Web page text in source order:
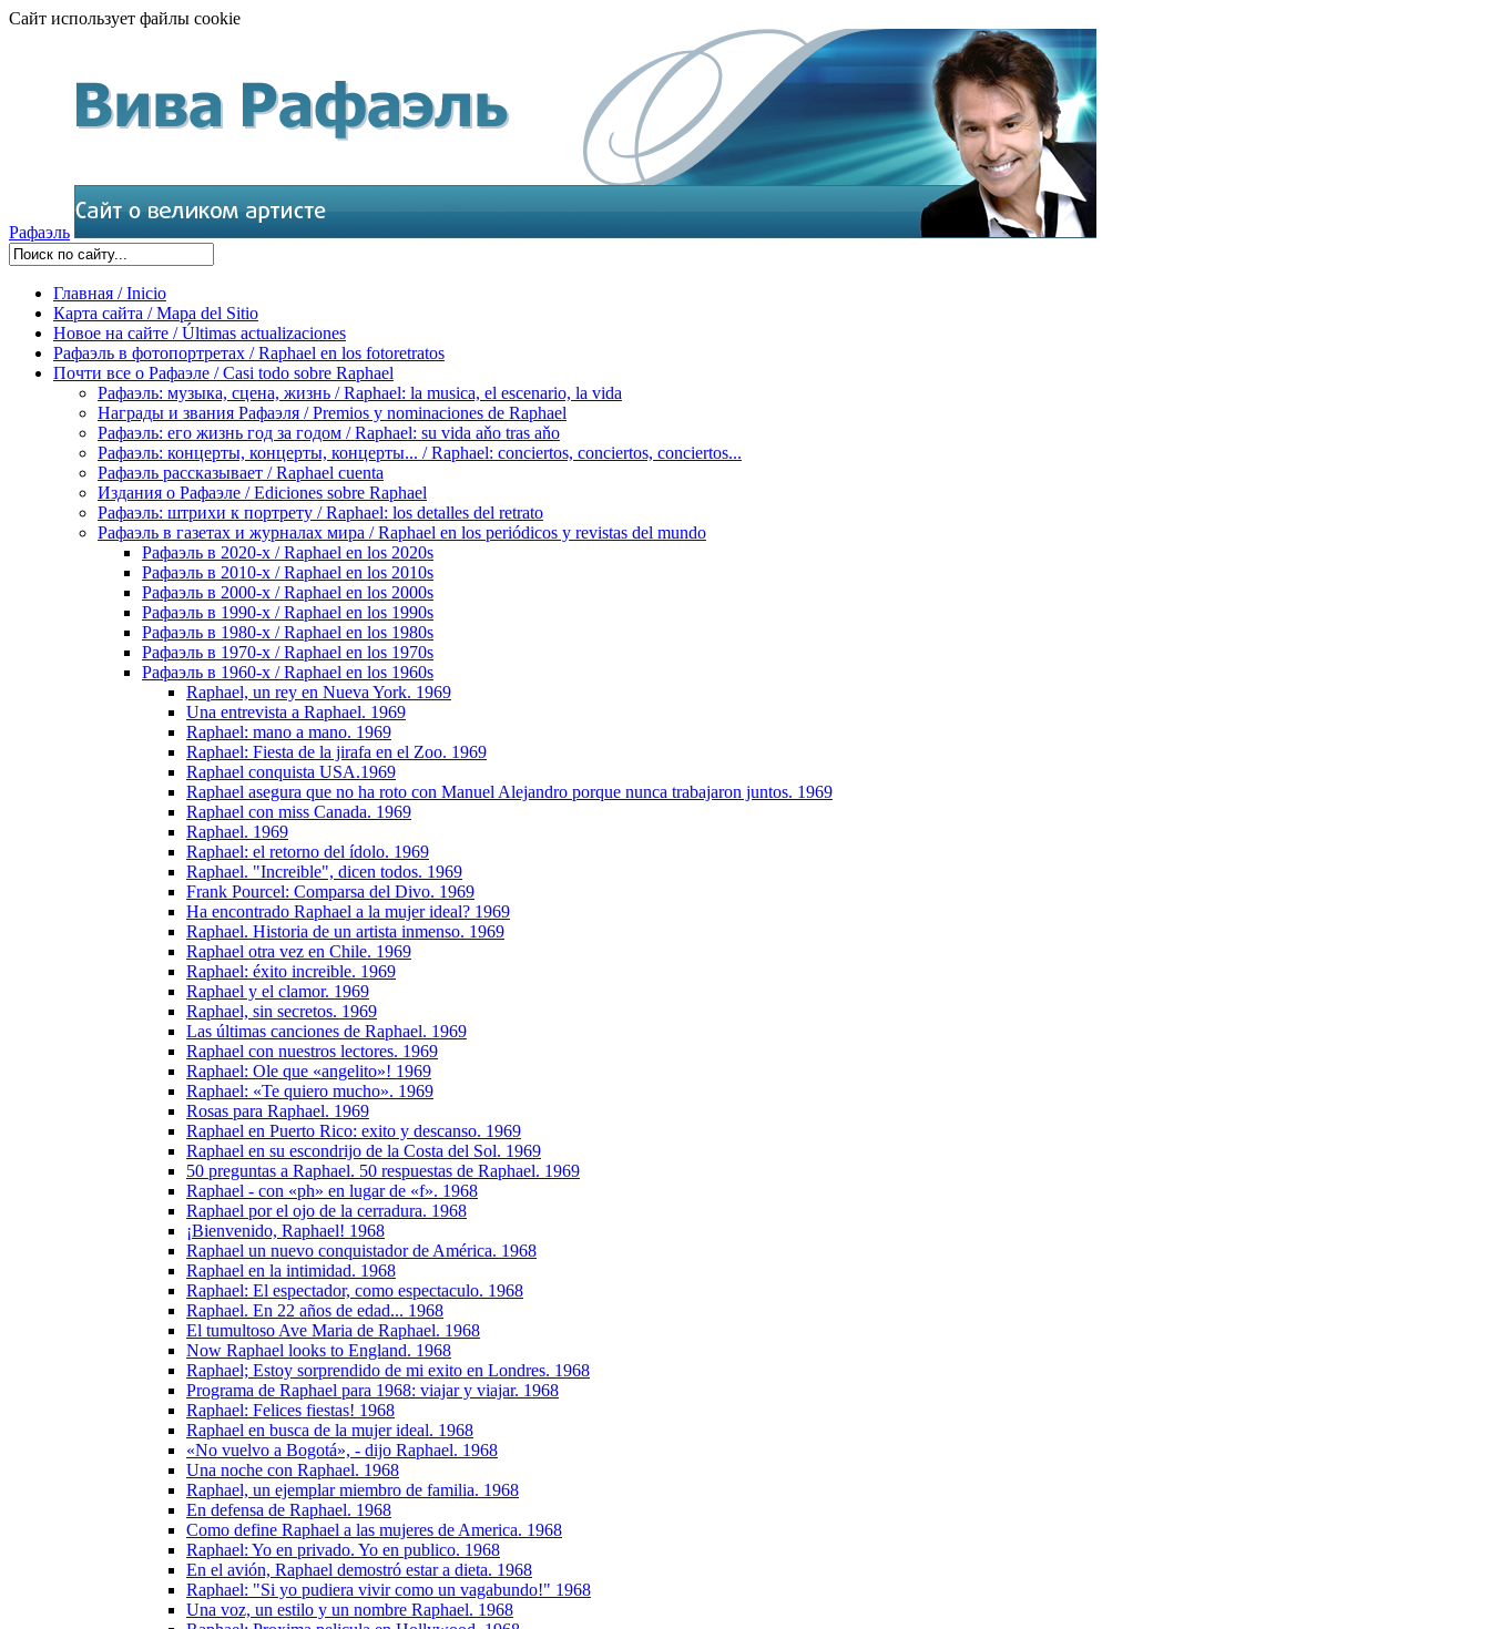
Сайт использует файлы cookie
Рафаэль
Главная / Inicio
Карта сайта / Mapa del Sitio
Новое на сайте / Últimas actualizaciones
Рафаэль в фотопортретах / Raphael en los fotoretratos
Почти все о Рафаэле / Casi todo sobre Raphael
Рафаэль: музыка, сцена, жизнь / Raphael: la musica, el escenario, la vida
Награды и звания Рафаэля / Premios y nominaciones de Raphael
Рафаэль: его жизнь год за годом / Raphael: su vida aňo tras aňo
Рафаэль: концерты, концерты, концерты... / Raphael: conciertos, сonciertos, сonciertos...
Рафаэль рассказывает / Raphael cuenta
Издания о Рафаэле / Ediciones sobre Raphael
Рафаэль: штрихи к портрету / Raphael: los detalles del retrato
Рафаэль в газетах и журналах мира / Raphael en los periódicos y revistas del mundo
Рафаэль в 2020-х / Raphael en los 2020s
Рафаэль в 2010-х / Raphael en los 2010s
Рафаэль в 2000-х / Raphael en los 2000s
Рафаэль в 1990-х / Raphael en los 1990s
Рафаэль в 1980-х / Raphael en los 1980s
Рафаэль в 1970-х / Raphael en los 1970s
Рафаэль в 1960-х / Raphael en los 1960s
Raphael, un rey en Nueva York. 1969
Una entrevista a Raphael. 1969
Raphael: mano a mano. 1969
Raphael: Fiesta de la jirafa en el Zoo. 1969
Raphael conquista USA.1969
Raphael asegura que no ha roto con Manuel Alejandro porque nunca trabajaron juntos. 1969
Raphael con miss Canada. 1969
Raphael. 1969
Raphael: el retorno del ídolo. 1969
Raphael. "Increible", dicen todos. 1969
Frank Pourcel: Comparsa del Divo. 1969
Ha encontrado Raphael a la mujer ideal? 1969
Raphael. Historia de un artista inmenso. 1969
Raphael otra vez en Chile. 1969
Raphael: éxito increible. 1969
Raphael y el clamor. 1969
Raphael, sin secretos. 1969
Las últimas canciones de Raphael. 1969
Raphael con nuestros lectores. 1969
Raphael: Ole que «angelito»! 1969
Raphael: «Te quiero mucho». 1969
Rosas para Raphael. 1969
Raphael en Puerto Rico: exito y descanso. 1969
Raphael en su escondrijo de la Costa del Sol. 1969
50 preguntas a Raphael. 50 respuestas de Raphael. 1969
Raphael - con «ph» en lugar de «f». 1968
Raphael por el ojo de la cerradura. 1968
¡Bienvenido, Raphael! 1968
Raphael un nuevo conquistador de América. 1968
Raphael en la intimidad. 1968
Raphael: El espectador, como espectaculo. 1968
Raphael. En 22 años de edad... 1968
El tumultoso Ave Maria de Raphael. 1968
Now Raphael looks to England. 1968
Raphael; Estoy sorprendido de mi exito en Londres. 1968
Programa de Raphael para 1968: viajar y viajar. 1968
Raphael: Felices fiestas! 1968
Raphael en busca de la mujer ideal. 1968
«No vuelvo a Bogotá», - dijo Raphael. 1968
Una noche con Raphael. 1968
Raphael, un ejemplar miembro de familia. 1968
En defensa de Raphael. 1968
Como define Raphael a las mujeres de America. 1968
Raphael: Yo en privado. Yo en publico. 1968
En el avión, Raphael demostró estar a dieta. 1968
Raphael: "Si yo pudiera vivir como un vagabundo!" 1968
Una voz, un estilo y un nombre Raphael. 1968